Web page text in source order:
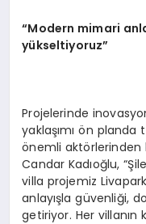
“Modern mimari
yükseltiyoruz”
Projelerinde
yaklaşımı ön
önemli aktörlerinden
Candar Kadıoğlu,
villa projemiz
anlayışla güvenliği,
getiriyor. Her